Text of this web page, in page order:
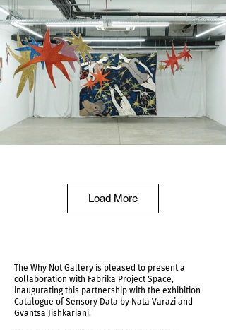
Load More
The Why Not Gallery is pleased to present a
collaboration with Fabrika Project Space,
inaugurating this partnership with the exhibition
Catalogue of Sensory Data by Nata Varazi and
Gvantsa Jishkariani.